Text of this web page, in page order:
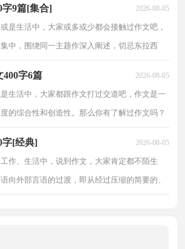
字9篇[集合] 2026-08-05
是生活中，大家或多或少都会接触过作文吧，
中，围绕同一主题作深入阐述，切忌东拉西
4
字6篇 2026-08-05
生活中，大家都跟作文打过交道吧，作文是一
的综合性和创造性。那么你有了解过作文吗？
字[经典] 2026-08-05
作、生活中，说到作文，大家肯定都不陌生
向外部言语的过渡，即从经过压缩的简要的、